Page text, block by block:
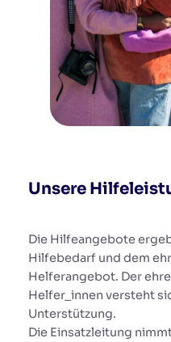
Unsere
Die Hilfeangebote
Hilfebedarf und dem
Helferangebot. Der
Helfer_innen versteht
Unterstützung.
Die Einsatzleitung